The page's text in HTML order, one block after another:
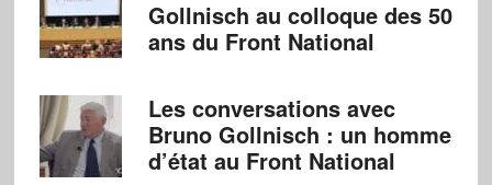
Gollnisch au colloque des 50
ans du Front National
Les conversations avec
Bruno Gollnisch : un homme
d’état au Front National